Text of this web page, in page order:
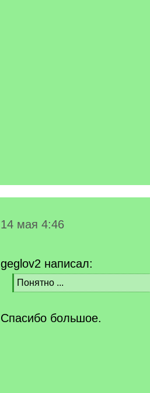
14 мая 4:46
geglov2 написал:
[
q
Понятно ...
[
q
]
Спасибо большое.